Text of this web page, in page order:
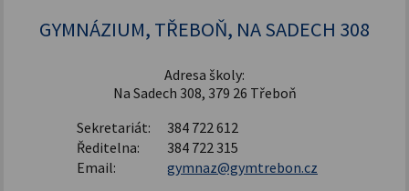
GYMNÁZIUM, TŘEBOŇ, NA SADECH 308
Adresa školy:
Na Sadech 308, 379 26 Třeboň
Sekretariát:
384 722 612
Ředitelna:
384 722 315
Email:
gymnaz@gymtrebon.cz